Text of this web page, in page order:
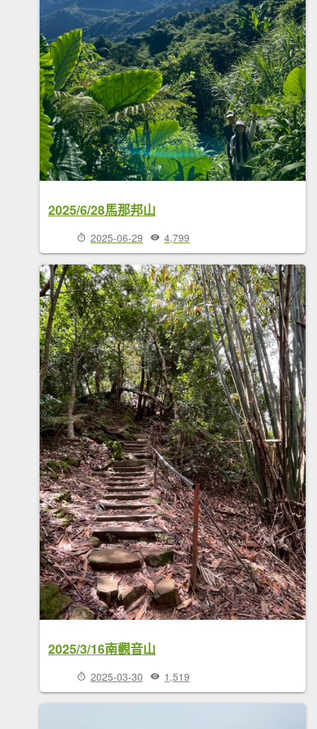
2025/6/28馬那邦山
2025-06-29 4,799
2025/3/16南觀音山
2025-03-30 1,519